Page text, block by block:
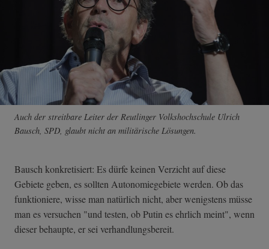
Auch der streitbare Leiter der Reutlinger Volkshochschule Ulrich
Bausch, SPD, glaubt nicht an militärische Lösungen.
Bausch konkretisiert: Es dürfe keinen Verzicht auf diese
Gebiete geben, es sollten Autonomiegebiete werden. Ob das
funktioniere, wisse man natürlich nicht, aber wenigstens müsse
man es versuchen "und testen, ob Putin es ehrlich meint", wenn
dieser behaupte, er sei verhandlungsbereit.